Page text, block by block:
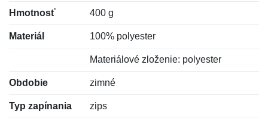
Hmotnosť 400 g
Materiál 100% polyester
Materiálové zloženie: polyester
Obdobie zimné
Typ zapínania zips